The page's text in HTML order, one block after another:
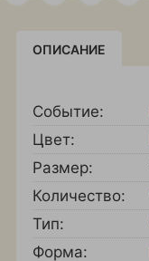
ОПИСАНИЕ
Событие:
Цвет:
Размер:
Количество:
Тип:
Форма: